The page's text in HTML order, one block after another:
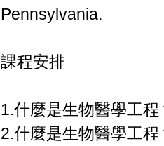
Pennsylvania.
課程安排
1.什麼是生物醫學工程
2.什麼是生物醫學工程